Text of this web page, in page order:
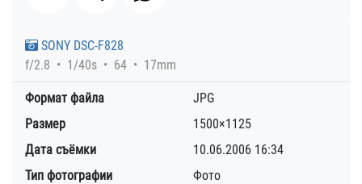
SONY DSC-F828
f/2.8
1/40s 64 17mm
Формат файла
JPG
Размер
1500×1125
Дата съёмки
10.06.2006 16:34
Тип фотографии
Фото